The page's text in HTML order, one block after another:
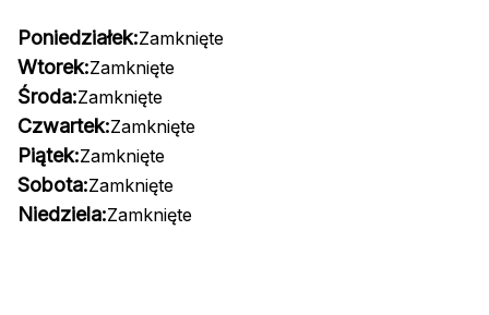
Poniedziałek:Zamknięte
Wtorek:Zamknięte
Środa:Zamknięte
Czwartek:Zamknięte
Piątek:Zamknięte
Sobota:Zamknięte
Niedziela:Zamknięte